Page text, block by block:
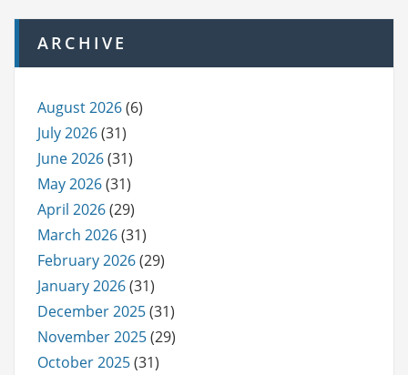
ARCHIVE
August 2026(6)
July 2026(31)
June 2026(31)
May 2026(31)
April 2026(29)
March 2026(31)
February 2026(29)
January 2026(31)
December 2025(31)
November 2025(29)
October 2025(31)